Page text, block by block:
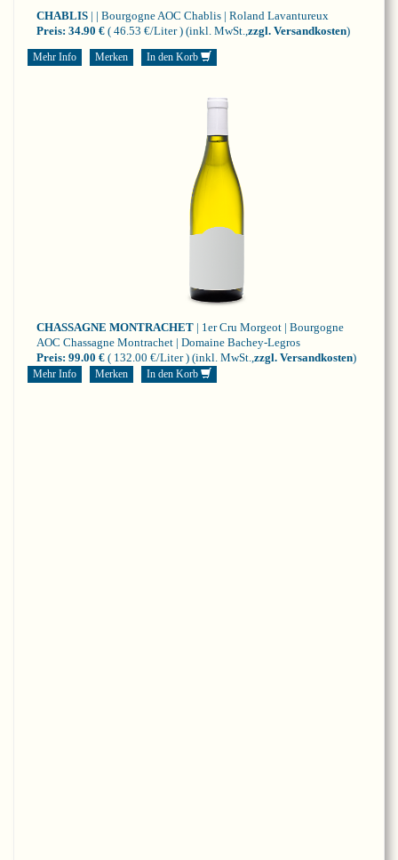
CHABLIS | | Bourgogne AOC Chablis | Roland Lavantureux
Preis: 34.90 € ( 46.53 €/Liter ) (inkl. MwSt., zzgl. Versandkosten)
Mehr Info Merken In den Korb
CHASSAGNE MONTRACHET | 1er Cru Morgeot | Bourgogne
AOC Chassagne Montrachet | Domaine Bachey-Legros
Preis: 99.00 € ( 132.00 €/Liter ) (inkl. MwSt., zzgl. Versandkosten)
Mehr Info Merken In den Korb